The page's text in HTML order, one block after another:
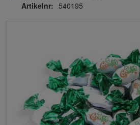
Artikelnr: 540195